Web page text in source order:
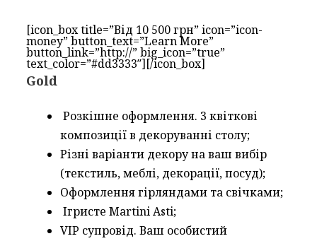
[icon_box title=”Від 10 500 грн” icon=”icon-
money” button_text=”Learn More”
button_link=”http://” big_icon=”true”
text_color=”#dd3333″][/icon_box]
Gold
Розкішне оформлення. 3 квіткові
композиції в декоруванні столу;
Різні варіанти декору на ваш вибір
(текстиль, меблі, декорації, посуд);
Оформлення гірляндами та свічками;
Ігристе Martini Asti;
VIP супровід. Ваш особистий